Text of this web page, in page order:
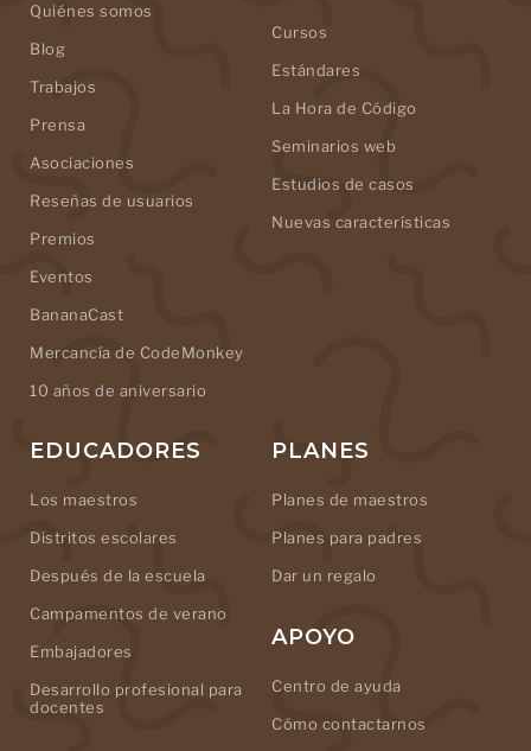
Quiénes somos
Blog
Trabajos
Prensa
Asociaciones
Reseñas de usuarios
Premios
Eventos
BananaCast
Mercancía de CodeMonkey
10 años de aniversario
Cursos
Estándares
La Hora de Código
Seminarios web
Estudios de casos
Nuevas características
EDUCADORES
Los maestros
Distritos escolares
Después de la escuela
Campamentos de verano
Embajadores
Desarrollo profesional para
docentes
PLANES
Planes de maestros
Planes para padres
Dar un regalo
APOYO
Centro de ayuda
Cómo contactarnos